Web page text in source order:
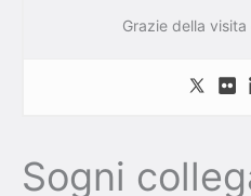
Grazie della
Sogni